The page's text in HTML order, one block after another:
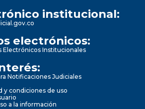
institucional:
electrónicos:
Electrónicos Institucionales
Notificaciones Judiciales
y condiciones de uso
a la información